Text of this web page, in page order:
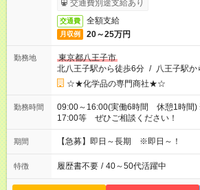
交通費別途支給あり
交通費 全額支給
月収例 20～25万円
勤務地
東京都八王子市
北八王子駅から徒歩6分 / 八王子駅
☆★化学品の専門商社★☆
勤務時間
09:00～16:00(実働6時間 休憩1時間)
17:00等 ぜひご相談ください！
期間 【急募】即日～長期 ※即日～！
特徴 履歴書不要 / 40～50代活躍中